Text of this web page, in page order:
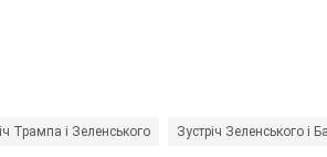
Трампа і Зеленського Зустріч Зеленського і